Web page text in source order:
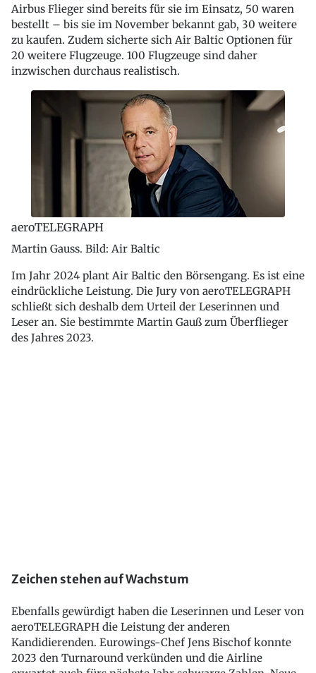
Airbus Flieger sind bereits für sie im Einsatz, 50 waren
bestellt – bis sie im November bekannt gab, 30 weitere
zu kaufen. Zudem sicherte sich Air Baltic Optionen für
20 weitere Flugzeuge. 100 Flugzeuge sind daher
inzwischen durchaus realistisch.
aeroTELEGRAPH
Martin Gauss. Bild: Air Baltic
Im Jahr 2024 plant Air Baltic den Börsengang. Es ist eine
eindrückliche Leistung. Die Jury von aeroTELEGRAPH
schließt sich deshalb dem Urteil der Leserinnen und
Leser an. Sie bestimmte Martin Gauß zum Überflieger
des Jahres 2023.
Zeichen stehen auf Wachstum
Ebenfalls gewürdigt haben die Leserinnen und Leser von
aeroTELEGRAPH die Leistung der anderen
Kandidierenden. Eurowings-Chef Jens Bischof konnte
2023 den Turnaround verkünden und die Airline